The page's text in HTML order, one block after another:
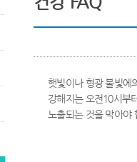
햇빛이나 형광 불빛에
강해지는 오전10시부
노출되는 것을 막아야